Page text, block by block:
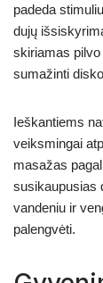
padeda
dujų
skiriamas pilvo
sumažinti
Ieškantiems
veiksmingai
masažas
susikaupusias
vandeniu ir
palengvėti.